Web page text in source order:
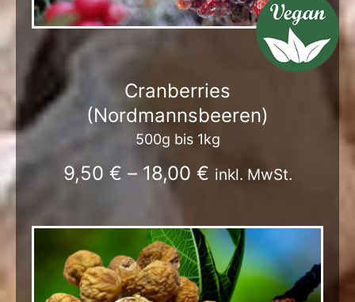
Cranberries
(Nordmannsbeeren)
500g bis 1kg
9,50 € –18,00 € inkl. MwSt.